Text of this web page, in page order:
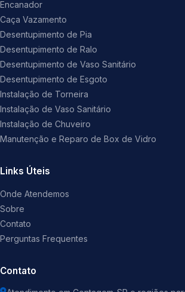
Encanador
Caça Vazamento
Desentupimento de Pia
Desentupimento de Ralo
Desentupimento de Vaso Sanitário
Desentupimento de Esgoto
Instalação de Torneira
Instalação de Vaso Sanitário
Instalação de Chuveiro
Manutenção e Reparo de Box de Vidro
Links Úteis
Onde Atendemos
Sobre
Contato
Perguntas Frequentes
Contato